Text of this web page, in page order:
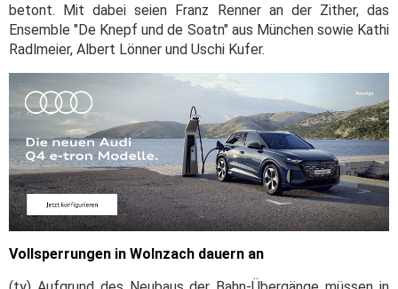
betont. Mit dabei seien Franz Renner an der Zither, das
Ensemble "De Knepf und de Soatn" aus München sowie Kathi
Radlmeier, Albert Lönner und Uschi Kufer.
Vollsperrungen in Wolnzach dauern an